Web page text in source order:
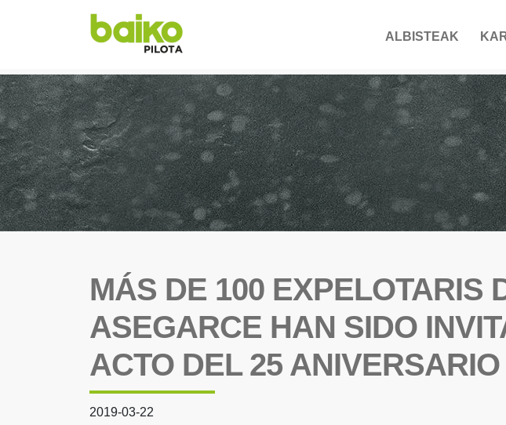
ALBISTEAK
MÁS DE 100 EXPELOTARIS
ASEGARCE HAN SIDO
ACTO DEL 25 ANIVERSARIO
2019-03-22